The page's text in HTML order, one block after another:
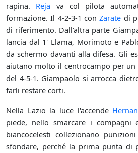
rapina. Reja va col pilota
formazione. Il 4-2-3-1 conZarate di
di riferimento. Dall'altra parte
lancia dal 1' Llama, Morimoto e
da schermo davanti alla difesa. Gli
aiutano molto il centrocampo per
del 4-5-1. Giampaolo si arrocca
farli restare corti.
Nella Lazio la luce l'accende
piede, nello smarcare i compagni
biancocelesti collezionano
sfondare, perché la prima punta di